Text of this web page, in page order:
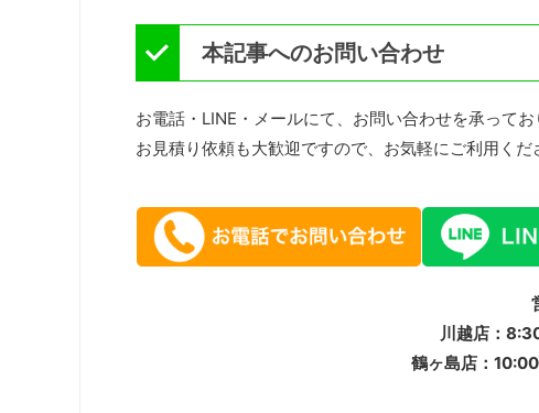
本記事へのお問い合わせ
お電話・LINE・メールにて、お問い合わせを承ってお
お見積り依頼も大歓迎ですので、お気軽にご利用くだ
川越店：
鶴ヶ島店：